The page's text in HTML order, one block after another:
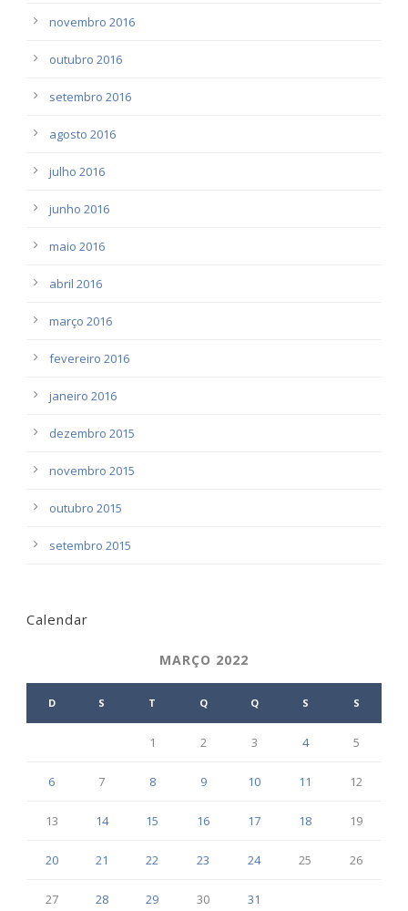
novembro 2016
outubro 2016
setembro 2016
agosto 2016
julho 2016
junho 2016
maio 2016
abril 2016
março 2016
fevereiro 2016
janeiro 2016
dezembro 2015
novembro 2015
outubro 2015
setembro 2015
Calendar
MARÇO 2022
D S T Q Q S S
1 2 3 4 5
6 7 8 9 10 11 12
13 14 15 16 17 18 19
20 21 22 23 24 25 26
27 28 29 30
31